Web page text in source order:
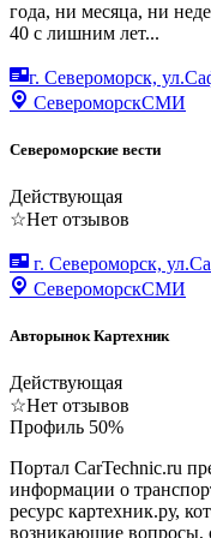
года, ни месяца, ни
40 с лишним лет...
г. Североморск,
СевероморскСМИ
Североморские вести
Действующая
☆Нет отзывов
г. Североморск,
СевероморскСМИ
Авторынок Картехник
Действующая
☆Нет отзывов
Профиль 50%
Портал CarTechnic.ru
информации о
ресурс картехник.ру,
возникающие вопросы,